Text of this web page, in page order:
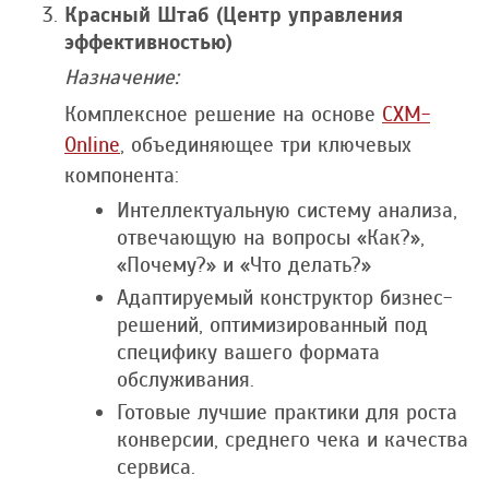
Красный Штаб (Центр управления
эффективностью)
Назначение:
Комплексное решение на основе CXM-
Online , объединяющее три ключевых
компонента:
Интеллектуальную систему анализа,
отвечающую на вопросы «Как?»,
«Почему?» и «Что делать?»
Адаптируемый конструктор бизнес-
решений, оптимизированный под
специфику вашего формата
обслуживания.
Готовые лучшие практики для роста
конверсии, среднего чека и качества
сервиса.